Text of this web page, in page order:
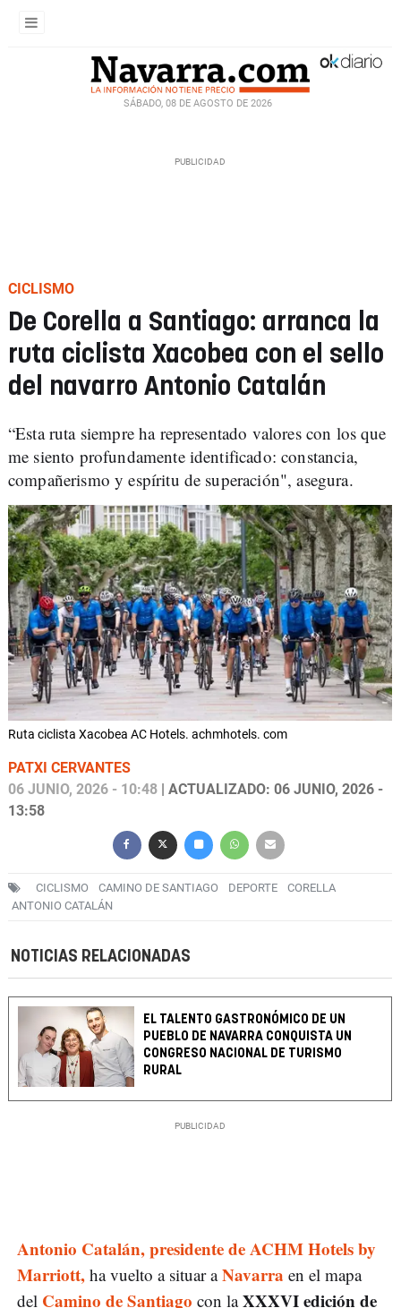
SÁBADO, 08 DE AGOSTO DE 2026
CICLISMO
De Corella a Santiago: arranca la
ruta ciclista Xacobea con el sello
del navarro Antonio Catalán
“Esta ruta siempre ha representado valores con los que
me siento profundamente identificado: constancia,
compañerismo y espíritu de superación", asegura.
Ruta ciclista Xacobea AC Hotels. achmhotels. com
PATXI CERVANTES
06 JUNIO, 2026 - 10:48 | ACTUALIZADO: 06 JUNIO, 2026 -
13:58
CICLISMO CAMINO DE SANTIAGO DEPORTE
CORELLA
ANTONIO CATALÁN
NOTICIAS RELACIONADAS
EL TALENTO GASTRONÓMICO DE UN
PUEBLO DE NAVARRA CONQUISTA UN
CONGRESO NACIONAL DE TURISMO
RURAL
Antonio Catalán, presidente de ACHM Hotels by
Marriott, ha vuelto a situar aNavarra en el mapa
del Camino de Santiago con laXXXVI edición de